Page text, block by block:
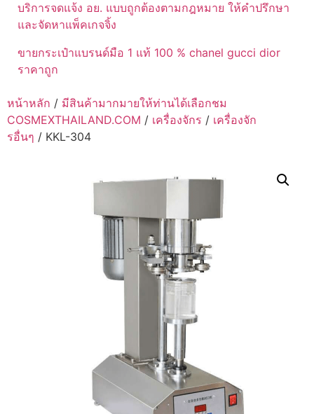
บริการจดแจ้ง อย. แบบถูกต้องตามกฎหมาย ให้คำปรึกษา
และจัดหาแพ็คเกจจิ้ง
ขายกระเป๋าแบรนด์มือ 1 แท้ 100 % chanel gucci dior
ราคาถูก
หน้าหลัก / มีสินค้ามากมายให้ท่านได้เลือกชม
COSMEXTHAILAND.COM / เครื่องจักร / เครื่องจัก
รอื่นๆ / KKL-304